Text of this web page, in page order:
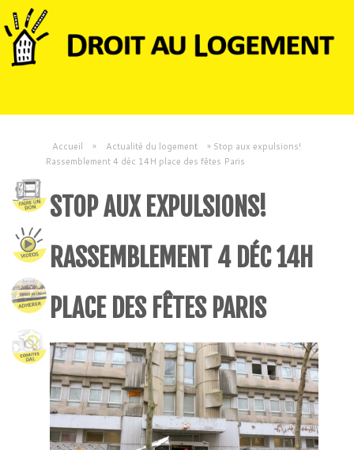
Accueil » Actualité du logement » Stop aux expulsions!
Rassemblement 4 déc 14H place des fêtes Paris
STOP AUX EXPULSIONS!
RASSEMBLEMENT 4 DÉC 14H
PLACE DES FÊTES PARIS